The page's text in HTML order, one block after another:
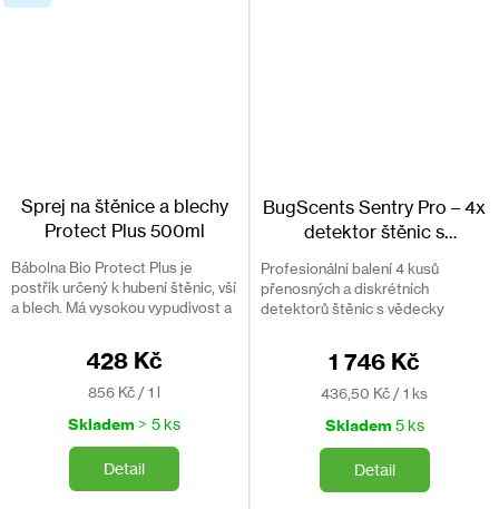
Balení obsahuje
štěnic a obsáhlý článek o
Bezpečnostní upozornění
Bez insekticidů, bez biocidů. Bezpečné pro použití v
přítomnosti dětí a domácích zvířat.
Používejte biocidy bezpečně. Před použitím si vždy přečtěte
údaje na obalu a připojené informace na výrobku.
Sprej na štěnice a blechy
Protect Plus 500ml
Bábolna Bio Protect Plus je
postřik určený k hubení štěnic, vší
a blech. Má vysokou vypudivost a
syntetickým...428 Kč
Měrná
856 Kč / 1 l
Skladem > 5 ks
Detail
BugScents Sentry Pro – 4x
detektor štěnic s
Profesionální balení 4 kusů
přenosných a diskrétních
detektorů štěnic s vědecky
výskytu štěnic doma i na cestách.
1 746 Kč
Měrná
436,50 Kč / 1 ks
Skladem 5 ks
Detail